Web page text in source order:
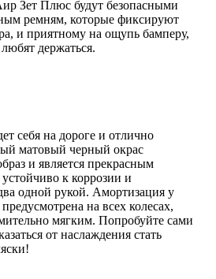
Зет Плюс будут безопасными
ремням, которые фиксируют
и приятному на ощупь бамперу,
держаться.
себя на дороге и отлично
матовый черный окрас
и является прекрасным
к коррозии и
одной рукой. Амортизация у
на всех колесах,
мягким. Попробуйте сами
от наслаждения стать